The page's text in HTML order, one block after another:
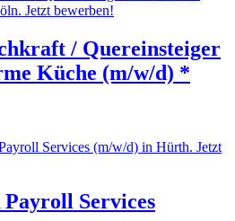
/ Quereinsteiger
Küche (m/w/d) *
Services